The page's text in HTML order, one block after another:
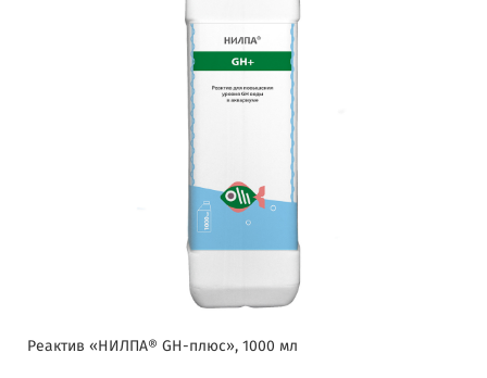
Реактив «НИЛПА® GH-плюс», 1000 мл